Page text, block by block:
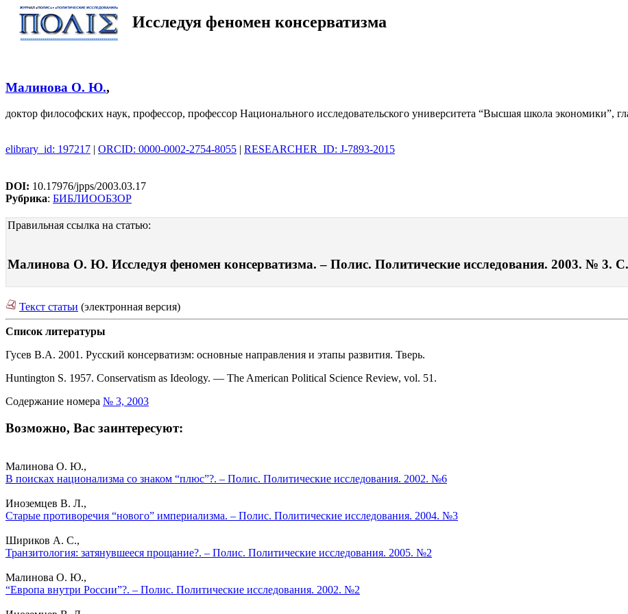
Исследуя феномен консерватизма
Малинова О. Ю.,
доктор философских наук, профессор, профессор Национального исследовательского университета “Высшая школа
elibrary_id: 197217 | ORCID: 0000-0002-2754-8055 | RESEARCHER_ID: J-7893-2015
DOI: 10.17976/jpps/2003.03.17
Рубрика: БИБЛИООБЗОР
Правильная ссылка на статью:
Малинова О. Ю. Исследуя феномен консерватизма. – Полис. Политические исследования. 2003. № 3.
Текст статьи (электронная версия)
Список литературы
Гусев В.А. 2001. Русский консерватизм: основные направления и этапы развития. Тверь.
Huntington S. 1957. Conservatism as Ideology. — The American Political Science Review, vol. 51.
Содержание номера № 3, 2003
Возможно, Вас заинтересуют:
Малинова О. Ю.,
В поисках национализма со знаком “плюс”?. – Полис. Политические исследования. 2002. №6
Иноземцев В. Л.,
Старые противоречия “нового” империализма. – Полис. Политические исследования. 2004. №3
Шириков А. С.,
Транзитология: затянувшееся прощание?. – Полис. Политические исследования. 2005. №2
Малинова О. Ю.,
“Европа внутри России”?. – Полис. Политические исследования. 2002. №2